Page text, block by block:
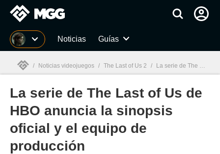
MGG Noticias Guías
MGG
/ Noticias videojuegos / The Last of Us 2 / La serie de The Last of Us de HBO anuncia la sinopsis oficial y el equipo de producción
La serie de The Last of Us de
HBO anuncia la sinopsis
oficial y el equipo de
producción